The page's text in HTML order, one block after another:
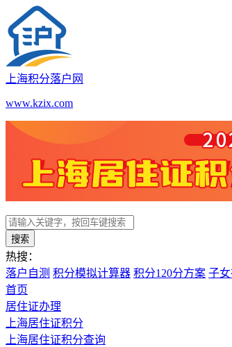
上海积分落户网
www.kzix.com
搜索
热搜：
落户自测 积分模拟计算器 积分120分方案 子
首页
居住证办理
上海居住证积分
上海居住证积分查询